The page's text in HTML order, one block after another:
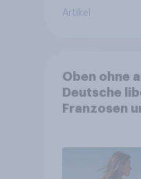
Artikel
Oben ohne
Deutsche
Franzosen